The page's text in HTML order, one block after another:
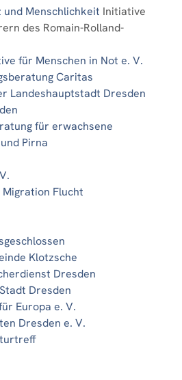
Menschlichkeit Initiative
des Romain-Rolland-
für Menschen in Not e. V.
Caritas
Landeshauptstadt Dresden
für erwachsene
Pirna
Flucht
Klotzsche
Dresden
Dresden
Europa e. V.
Dresden e. V.